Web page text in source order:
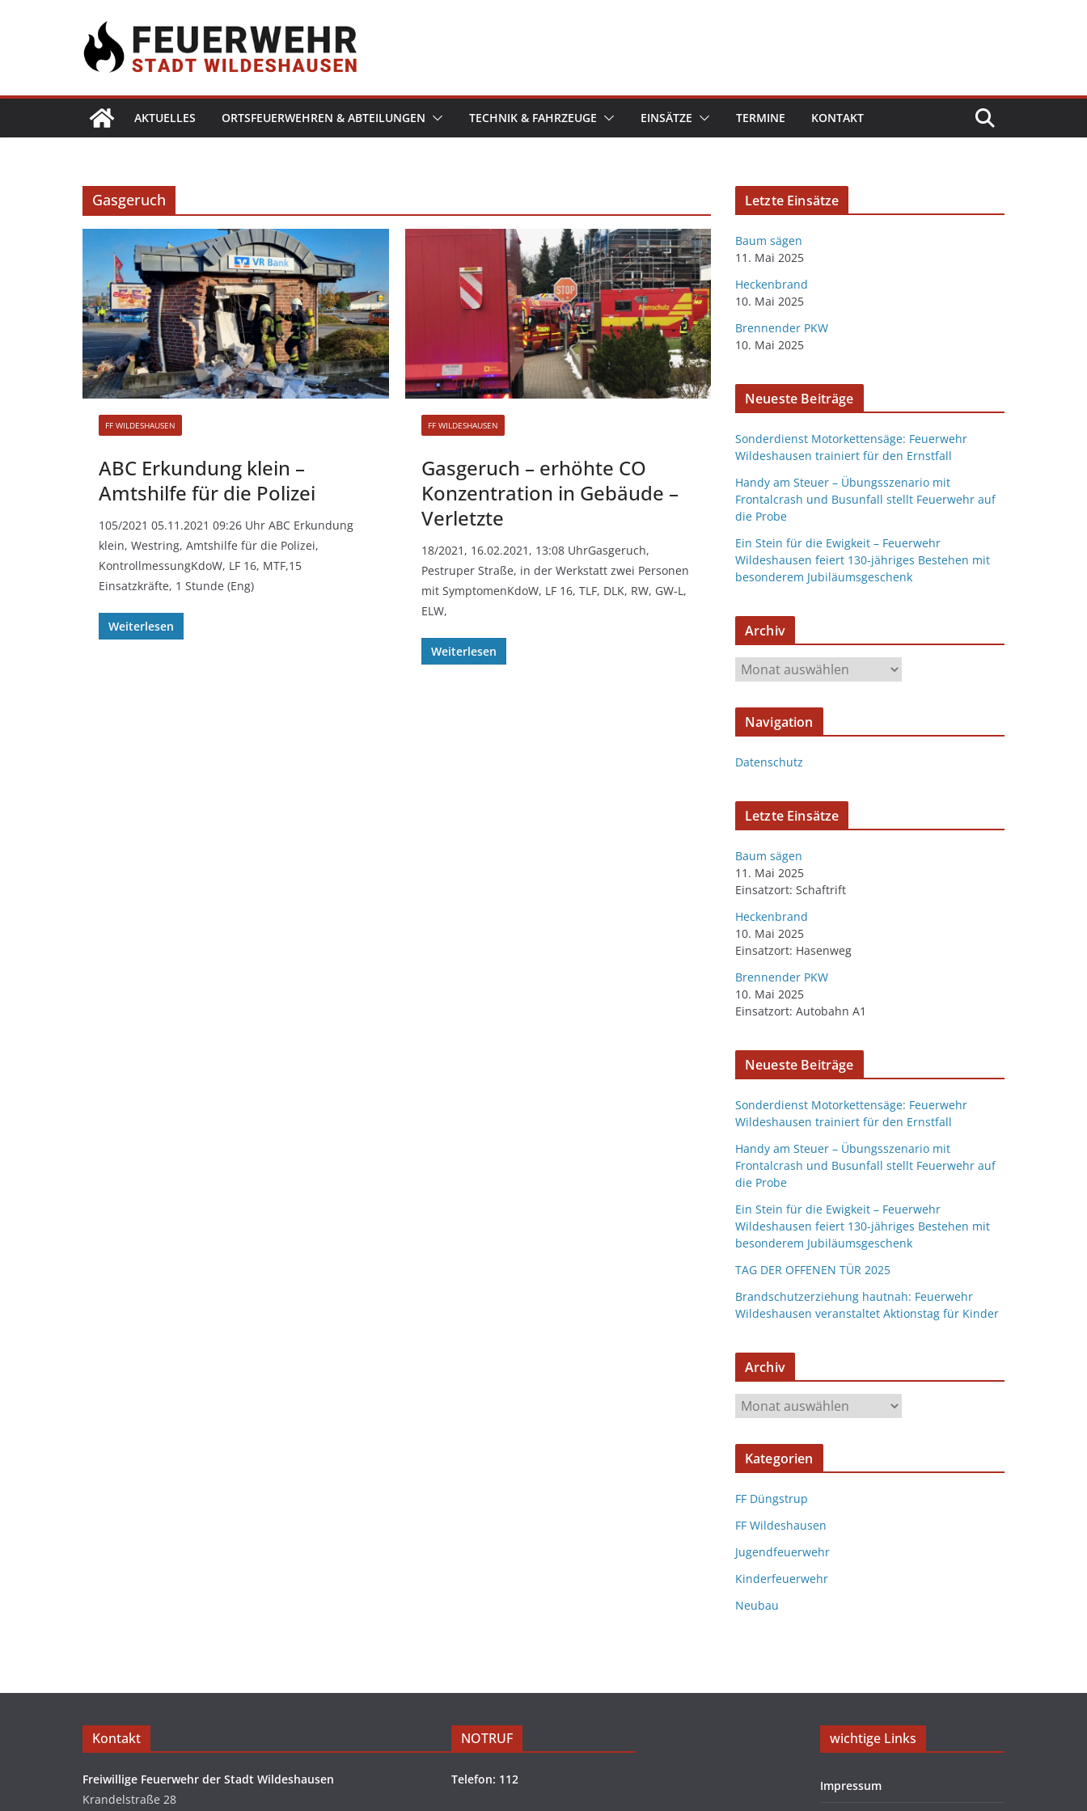
AKTUELLES ORTSFEUERWEHREN & ABTEILUNGEN TECHNIK & FAHRZEUGE EINSÄTZE TERMINE KONTAKT
Gasgeruch
FF WILDESHAUSEN
ABC Erkundung klein –
Amtshilfe für die Polizei
105/2021 05.11.2021 09:26 Uhr ABC Erkundung
klein, Westring, Amtshilfe für die Polizei,
KontrollmessungKdoW, LF 16, MTF,15
Einsatzkräfte, 1 Stunde (Eng)
Weiterlesen
FF WILDESHAUSEN
Gasgeruch – erhöhte CO
Konzentration in Gebäude –
Verletzte
18/2021, 16.02.2021, 13:08 UhrGasgeruch,
Pestruper Straße, in der Werkstatt zwei Personen
mit SymptomenKdoW, LF 16, TLF, DLK, RW, GW-L,
ELW,
Weiterlesen
Letzte Einsätze
Baum sägen
11. Mai 2025
Heckenbrand
10. Mai 2025
Brennender PKW
10. Mai 2025
Neueste Beiträge
Sonderdienst Motorkettensäge: Feuerwehr
Wildeshausen trainiert für den Ernstfall
Handy am Steuer – Übungsszenario mit
Frontalcrash und Busunfall stellt Feuerwehr auf
die Probe
Ein Stein für die Ewigkeit – Feuerwehr
Wildeshausen feiert 130-jähriges Bestehen mit
besonderem Jubiläumsgeschenk
Archiv
Navigation
Datenschutz
Letzte Einsätze
Baum sägen
11. Mai 2025
Einsatzort: Schaftrift
Heckenbrand
10. Mai 2025
Einsatzort: Hasenweg
Brennender PKW
10. Mai 2025
Einsatzort: Autobahn A1
Neueste Beiträge
Sonderdienst Motorkettensäge: Feuerwehr
Wildeshausen trainiert für den Ernstfall
Handy am Steuer – Übungsszenario mit
Frontalcrash und Busunfall stellt Feuerwehr auf
die Probe
Ein Stein für die Ewigkeit – Feuerwehr
Wildeshausen feiert 130-jähriges Bestehen mit
besonderem Jubiläumsgeschenk
TAG DER OFFENEN TÜR 2025
Brandschutzerziehung hautnah: Feuerwehr
Wildeshausen veranstaltet Aktionstag für Kinder
Archiv
Kategorien
FF Düngstrup
FF Wildeshausen
Jugendfeuerwehr
Kinderfeuerwehr
Neubau
Kontakt
Freiwillige Feuerwehr der Stadt Wildeshausen
Krandelstraße 28
NOTRUF
Telefon: 112
wichtige Links
Impressum